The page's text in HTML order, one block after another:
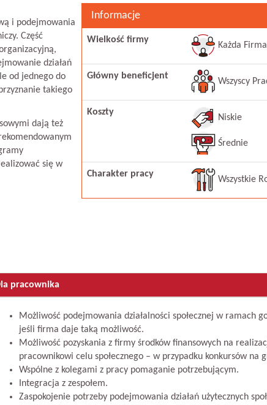
Informacje
Wielkość firmy
Każda Firma
Główny beneficjent
Wszyscy
Koszty
Niskie
Średnie
Charakter pracy
Wszystkie
i podejmowania
Część
działań
od jednego do
takiego
dają też
się w
pracownika
Możliwość podejmowania działalności społecznej w ramach
jeśli firma daje taką możliwość.
Możliwość pozyskania z firmy środków finansowych na
pracownikowi celu społecznego – w przypadku konkursów na
Wspólne z kolegami z pracy pomaganie potrzebującym.
Integracja z zespołem.
Zaspokojenie potrzeby podejmowania działań użytecznych